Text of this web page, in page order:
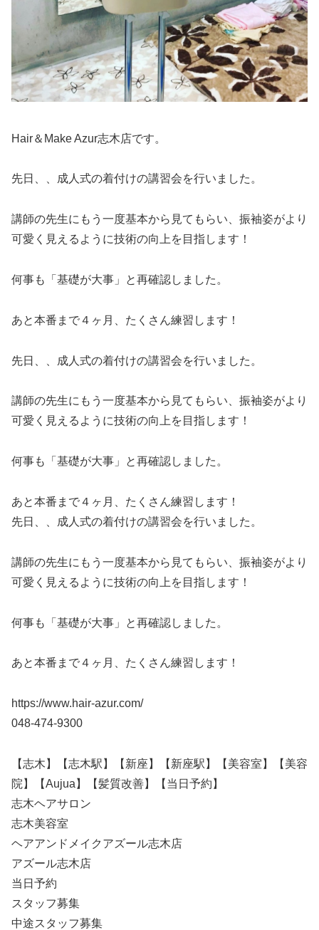
Hair＆Make Azur志木店です。
先日、、成人式の着付けの講習会を行いました。
講師の先生にもう一度基本から見てもらい、振袖姿がより
可愛く見えるように技術の向上を目指します！
何事も「基礎が大事」と再確認しました。
あと本番まで４ヶ月、たくさん練習します！
先日、、成人式の着付けの講習会を行いました。
講師の先生にもう一度基本から見てもらい、振袖姿がより
可愛く見えるように技術の向上を目指します！
何事も「基礎が大事」と再確認しました。
あと本番まで４ヶ月、たくさん練習します！
先日、、成人式の着付けの講習会を行いました。
講師の先生にもう一度基本から見てもらい、振袖姿がより
可愛く見えるように技術の向上を目指します！
何事も「基礎が大事」と再確認しました。
あと本番まで４ヶ月、たくさん練習します！
https://www.hair-azur.com/
048-474-9300
【志木】【志木駅】【新座】【新座駅】【美容室】【美容
院】【Aujua】【髪質改善】【当日予約】
志木ヘアサロン
志木美容室
ヘアアンドメイクアズール志木店
アズール志木店
当日予約
スタッフ募集
中途スタッフ募集